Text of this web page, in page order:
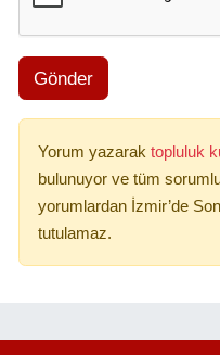
Gönder
Yorum yazarak topluluk
bulunuyor ve tüm
yorumlardan İzmir’de
tutulamaz.